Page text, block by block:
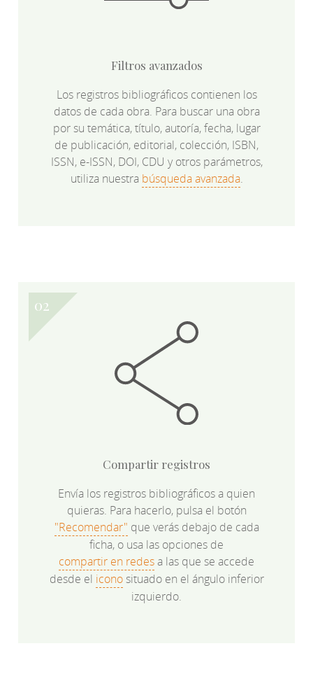
Filtros avanzados
Los registros bibliográficos contienen los
datos de cada obra. Para buscar una obra
por su temática, título, autoría, fecha, lugar
de publicación, editorial, colección, ISBN,
ISSN, e-ISSN, DOI, CDU y otros parámetros,
utiliza nuestra búsqueda avanzada.
Compartir registros
Envía los registros bibliográficos a quien
quieras. Para hacerlo, pulsa el botón
"Recomendar" que verás debajo de cada
ficha, o usa las opciones de
compartir en redesa las que se accede
desde el iconosituado en el ángulo inferior
izquierdo.